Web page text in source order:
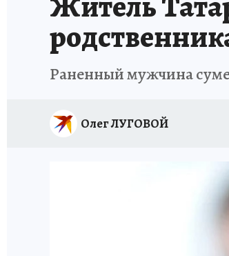
Раненный мужчина
Олег ЛУГОВОЙ